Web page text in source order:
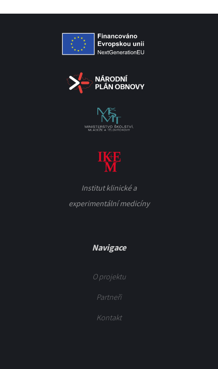
Institut klinické a
experimentální medicíny
Navigace
O projektu
Partneři
Kontakt